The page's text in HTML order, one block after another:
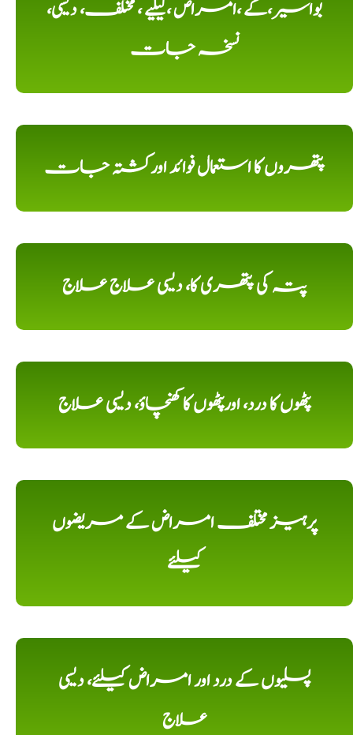
بواسیر،کے ،امراض ،کیلیے ، مختلف، دیسی،
نسخہ جات
پتھروں کا استعمال فوائد اورکشتہ جات
پتہ کی پتھری کا، دیسی علاج علاج
پٹھوں کا درد، اورپٹھوں کا کھنچاؤ، دیسی علاج
پرہیز مختلف امراض کے مریضوں
کیلئے
پسلیوں کے درد اور امراض کیلئے، دیسی
علاج